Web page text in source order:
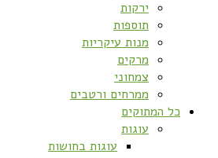
ירקות
תוספות
מנות עיקריות
מרקים
צמחוני
ממרחים ורטבים
כל המתוקים
עוגות
עוגות בחושות